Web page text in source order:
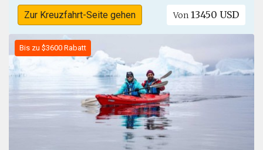
Zur Kreuzfahrt-Seite gehen Von 13450 USD
Bis zu $3600 Rabatt